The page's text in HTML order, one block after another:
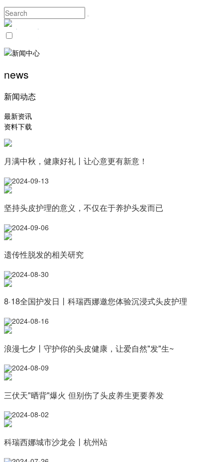
news
新闻动态
最新资讯
资料下载
月满中秋，健康好礼丨让心意更有新意！
2024-09-13
坚持头皮护理的意义，不仅在于养护头发而已
2024-09-06
遗传性脱发的相关研究
2024-08-30
8·18全国护发日丨科瑞西娜邀您体验沉浸式头皮护理
2024-08-16
浪漫七夕丨守护你的头皮健康，让爱自然"发"生~
2024-08-09
三伏天"晒背"爆火 但别伤了头皮养生更要养发
2024-08-02
科瑞西娜城市沙龙会丨杭州站